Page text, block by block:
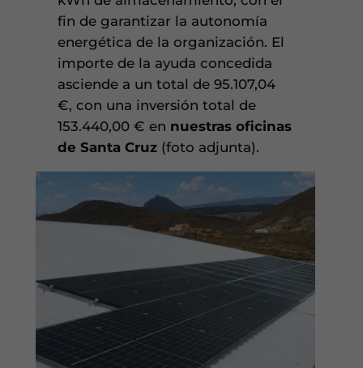
fin de garantizar la autonomía
energética de la organización. El
importe de la ayuda concedida
asciende a un total de 95.107,04
€, con una inversión total de
153.440,00 € en nuestras oficinas
de Santa Cruz (foto adjunta).